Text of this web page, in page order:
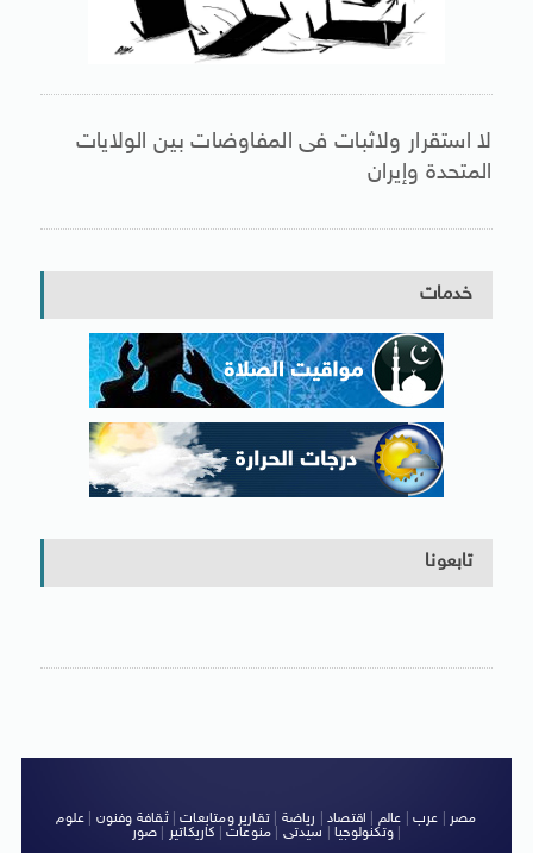
لا استقرار ولاثبات فى المفاوضات بين الولايات
المتحدة وإيران
خدمات
تابعونا
مصر عرب عالم اقتصاد رياضة |تقارير ومتابعات|ثقافة وفنون
علوم
وتكنولوجيا| سيدتى منوعات كاريكاتير صور |